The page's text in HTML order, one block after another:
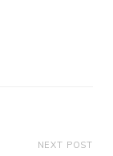
NEXT POST